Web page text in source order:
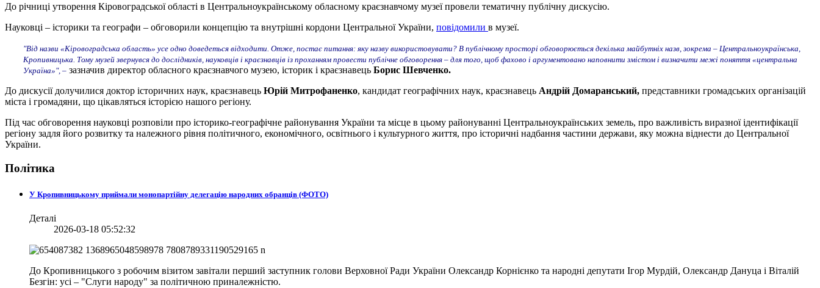
До річниці утворення Кіровоградської області в Центральноукраїнському обласному краєзнавчому музеї провели тематичну публічну дискусію.
Науковці – історики та географи – обговорили концепцію та внутрішні кордони Центральної України, повідомили в музеї.
"Від назви «Кіровоградська область» усе одно доведеться відходити. Отже, постає питання: яку назву використовувати? В публічному просторі обговорюється декілька майбутніх назв, зокрема – Центральноукраїнська,
Кропивницька. Тому музей звернувся до дослідників, науковців і краєзнавців із проханням провести публічне обговорення – для того, щоб фахово і аргументовано наповнити змістом і визначити межі поняття «центральна
Україна»", – зазначив директор обласного краєзнавчого музею, історик і краєзнавець Борис Шевченко.
До дискусії долучилися доктор історичних наук, краєзнавець Юрій Митрофаненко, кандидат географічних наук, краєзнавець Андрій Домаранський, представники громадських організацій
міста і громадяни, що цікавляться історією нашого регіону.
Під час обговорення науковці розповіли про історико-географічне районування України та місце в цьому районуванні Центральноукраїнських земель, про важливість виразної ідентифікації
регіону задля його розвитку та належного рівня політичного, економічного, освітнього і культурного життя, про історичні надбання частини держави, яку можна віднести до Центральної
України.
Політика
У Кропивницькому приймали монопартійну делегацію народних обранців (ФОТО)
Деталі
2026-03-18 05:52:32
До Кропивницького з робочим візитом завітали перший заступник голови Верховної Ради України Олександр Корнієнко та народні депутати Ігор Мурдій, Олександр Дануца і Віталій
Безгін: усі – "Слуги народу" за політичною приналежністю.